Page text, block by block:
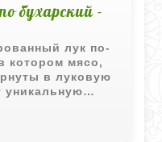
бухарский -
лук по-
котором мясо,
в луковую
уникальную
буквально
проверенный
восторг.